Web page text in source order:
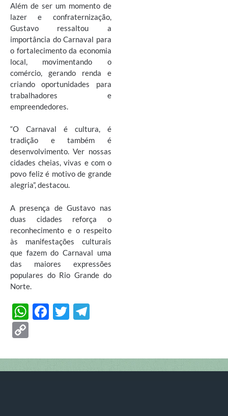
Além de ser um momento de
lazer e confraternização,
Gustavo ressaltou a
importância do Carnaval para
o fortalecimento da economia
local, movimentando o
comércio, gerando renda e
criando oportunidades para
trabalhadores e
empreendedores.
“O Carnaval é cultura, é
tradição e também é
desenvolvimento. Ver nossas
cidades cheias, vivas e com o
povo feliz é motivo de grande
alegria”, destacou.
A presença de Gustavo nas
duas cidades reforça o
reconhecimento e o respeito
às manifestações culturais
que fazem do Carnaval uma
das maiores expressões
populares do Rio Grande do
Norte.
W
s
A
F
b
o
T
er gr
a
p